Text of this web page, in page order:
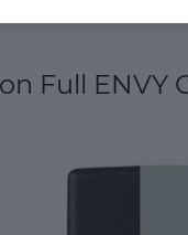
косметика
Full